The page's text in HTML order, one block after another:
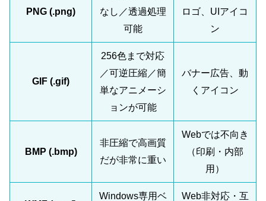
PNG (.png)
なし／透過処理
可能
ロゴ、UIアイコ
ン
GIF (.gif)
256色まで対応
／可逆圧縮／簡
単なアニメーシ
ョンが可能
バナー広告、動
くアイコン
BMP (.bmp)
非圧縮で高画質
だが非常に重い
Webでは不向き
（印刷・内部
用）
Windows専用ベ
Web非対応・互